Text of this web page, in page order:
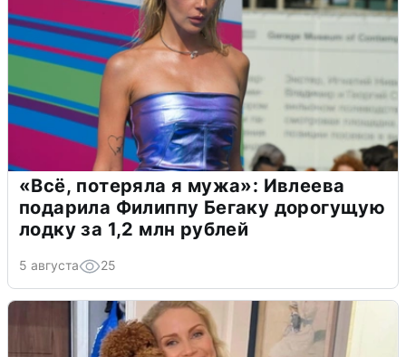
«Всё, потеряла я мужа»: Ивлеева
подарила Филиппу Бегаку дорогущую
лодку за 1,2 млн рублей
5 августа 25